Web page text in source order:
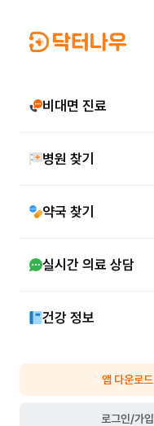
비대면 진료
병원 찾기
약국 찾기
실시간 의료 상담
건강 정보
앱 다운로드
로그인/가입